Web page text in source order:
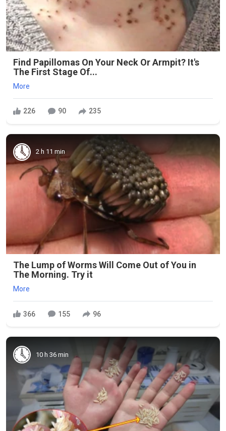
Find Papillomas On Your Neck Or Armpit? It's
The First Stage Of...
More
226 90 235
2 h 11 min
The Lump of Worms Will Come Out of You in
The Morning. Try it
More
366 155 96
10 h 36 min